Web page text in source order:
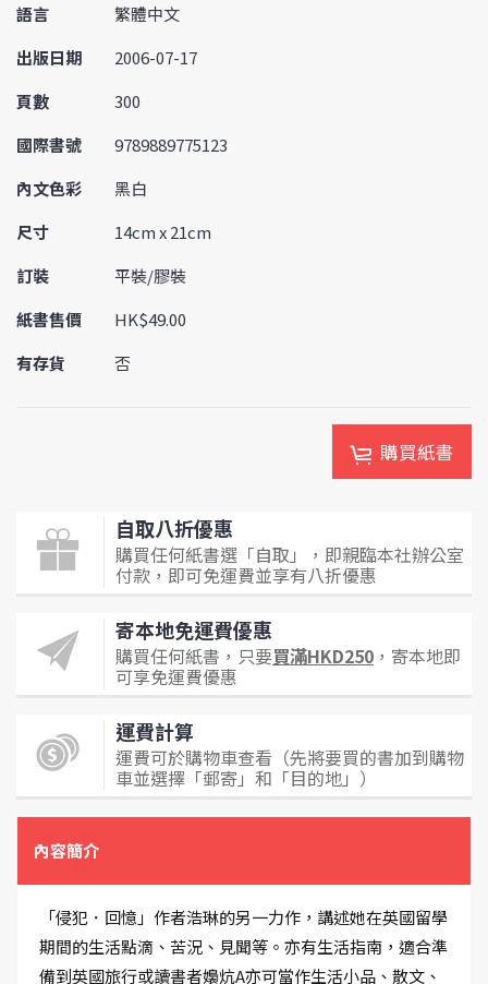
語言
繁體中文
出版日期
2006-07-17
頁數
300
國際書號
9789889775123
內文色彩
黑白
尺寸
14cm x 21cm
訂裝
平裝/膠裝
紙書售價
HK$49.00
有存貨
否
購買紙書
自取八折優惠
購買任何紙書選「自取」，即親臨本社辦公室
付款，即可免運費並享有八折優惠
寄本地免運費優惠
購買任何紙書，只要買滿HKD250 ，寄本地即
可享免運費優惠
運費計算
運費可於購物車查看（先將要買的書加到購物
車並選擇「郵寄」和「目的地」）
內容簡介
「侵犯．回憶」作者浩琳的另一力作，講述她在英國留學
期間的生活點滴、苦況、見聞等。亦有生活指南，適合準
備到英國旅行或讀書者嬝炕A亦可當作生活小品、散文、